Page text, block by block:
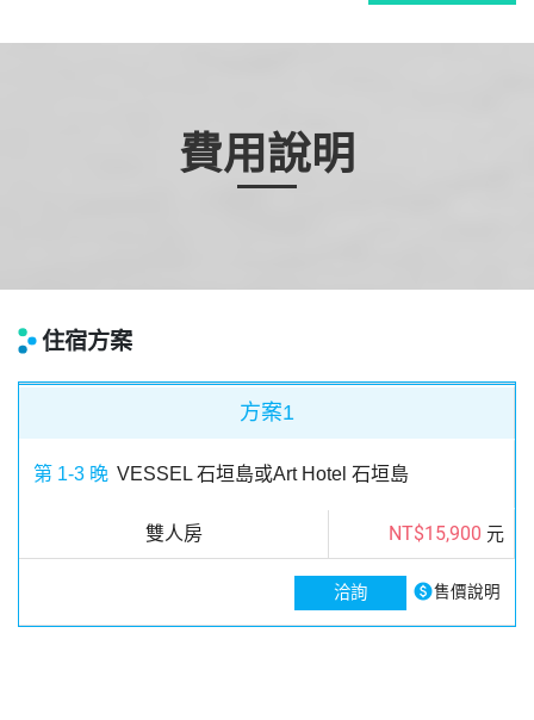
費用說明
住宿方案
方案1
第 1-3 晚 VESSEL 石垣島或Art Hotel 石垣島
雙人房 NT$15,900 元
洽詢 paid售價說明